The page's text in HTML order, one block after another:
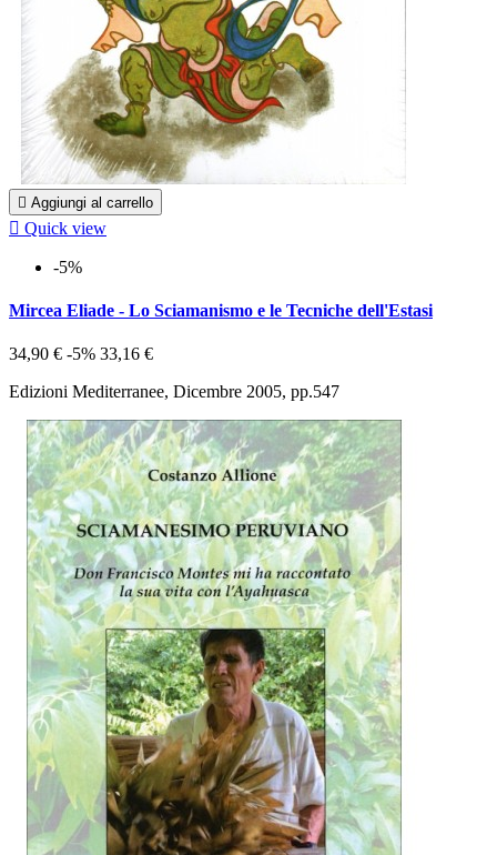
 Aggiungi al carrello
 Quick view
-5%
Mircea Eliade - Lo Sciamanismo e le Tecniche dell'Estasi
34,90 € -5% 33,16 €
Edizioni Mediterranee, Dicembre 2005, pp.547